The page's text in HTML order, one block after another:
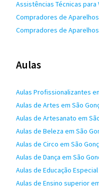
Assistências Técnicas para
Compradores de
Compradores de
Aulas
Aulas Profissionalizantes
Aulas de Artes em São
Aulas de Artesanato em
Aulas de Beleza em São
Aulas de Circo em São
Aulas de Dança em São
Aulas de Educação
Aulas de Ensino superior